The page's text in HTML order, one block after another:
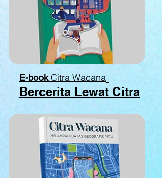
E-book Citra Wacana
Bercerita Lewat Citra